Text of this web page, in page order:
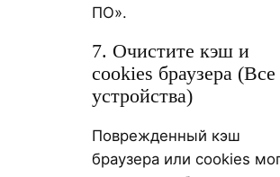
ПО».
7. Очистите кэш и
cookies браузера (Все
устройства)
Поврежденный кэш
браузера или cookies